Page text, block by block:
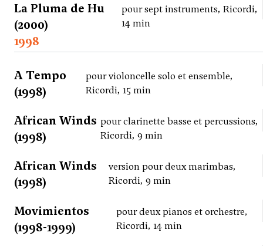
La Pluma de Hu
(2000)
pour sept instruments, Ricordi,
14 min
1998
A Tempo
(1998)
pour violoncelle solo et ensemble,
Ricordi, 15 min
African Winds
(1998)
pour clarinette basse et percussions,
Ricordi, 9 min
African Winds
(1998)
version pour deux marimbas,
Ricordi, 9 min
Movimientos
(1998-1999)
pour deux pianos et orchestre,
Ricordi, 14 min